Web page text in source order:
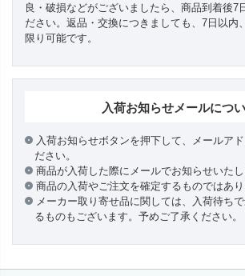
良・破損などがございましたら、商品到着後7
ださい。返品・交換につきましても、7日以内
限り可能です。
入荷お知らせメールにつ
入荷お知らせボタンを押下して、メールア
ださい。
商品が入荷した際にメールでお知らせいたし
商品の入荷やご注文を確定するものではあり
メーカー取り寄せ品に関しては、入荷待ち
るものもございます。予めご了承ください。